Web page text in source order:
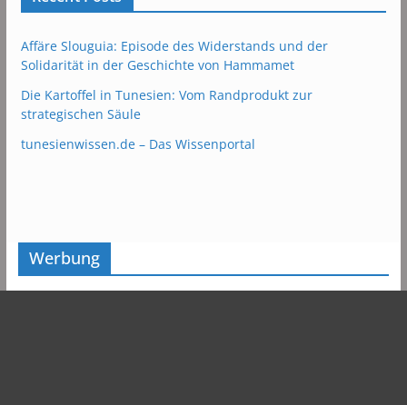
Affäre Slouguia: Episode des Widerstands und der
Solidarität in der Geschichte von Hammamet
Die Kartoffel in Tunesien: Vom Randprodukt zur
strategischen Säule
tunesienwissen.de – Das Wissenportal
Werbung